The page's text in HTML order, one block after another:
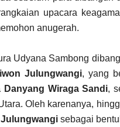
upacara
anugerah.
Udyana Sambong
Julungwangi, yang
Danyang Wiraga Sandi,
Oleh karenanya,
sebagai